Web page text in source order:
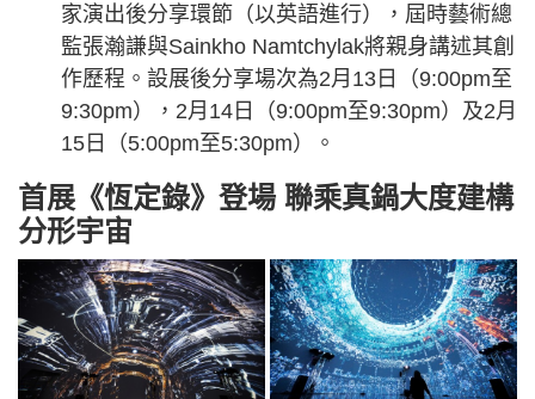
家演出後分享環節（以英語進行），屆時藝術總
監張瀚謙與Sainkho Namtchylak將親身講述其創
作歷程。設展後分享場次為2月13日（9:00pm至
9:30pm），2月14日（9:00pm至9:30pm）及2月
15日（5:00pm至5:30pm）。
首展《恆定錄》登場 聯乘真鍋大度建構
分形宇宙